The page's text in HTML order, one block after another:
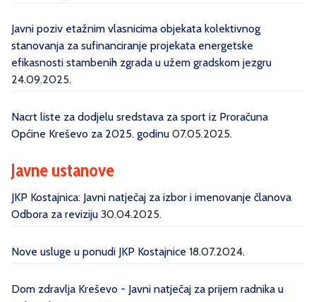
Javni poziv etažnim vlasnicima objekata kolektivnog
stanovanja za sufinanciranje projekata energetske
efikasnosti stambenih zgrada u užem gradskom jezgru
24.09.2025.
Nacrt liste za dodjelu sredstava za sport iz Proračuna
Općine Kreševo za 2025. godinu 07.05.2025.
Javne ustanove
JKP Kostajnica: Javni natječaj za izbor i imenovanje članova
Odbora za reviziju 30.04.2025.
Nove usluge u ponudi JKP Kostajnice 18.07.2024.
Dom zdravlja Kreševo - Javni natječaj za prijem radnika u